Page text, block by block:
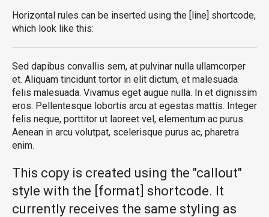
Horizontal rules can be inserted using the [line] shortcode,
which look like this:
Sed dapibus convallis sem, at pulvinar nulla ullamcorper
et. Aliquam tincidunt tortor in elit dictum, et malesuada
felis malesuada. Vivamus eget augue nulla. In et dignissim
eros. Pellentesque lobortis arcu at egestas mattis. Integer
felis neque, porttitor ut laoreet vel, elementum ac purus.
Aenean in arcu volutpat, scelerisque purus ac, pharetra
enim.
This copy is created using the "callout"
style with the [format] shortcode. It
currently receives the same styling as